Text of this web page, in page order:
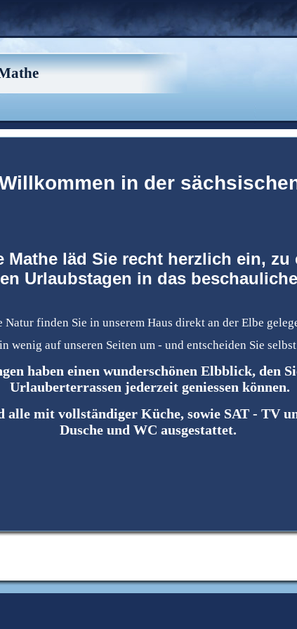
in der
Mathe läd Sie recht herzlich ein, zu
Urlaubstagen in das
Natur finden Sie in unserem Haus direkt an der Elbe
wenig auf unseren Seiten um - und entscheiden Sie
haben einen wunderschönen Elbblick, den
Urlauberterrassen jederzeit geniessen können.
alle mit vollständiger Küche, sowie SAT - TV
Dusche und WC ausgestattet.